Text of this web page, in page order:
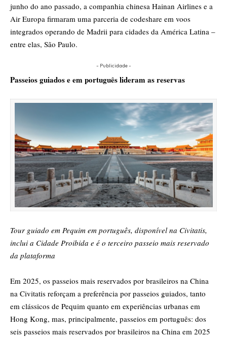
junho do ano passado, a companhia chinesa Hainan Airlines e a
Air Europa firmaram uma parceria de codeshare em voos
integrados operando de Madrii para cidades da América Latina –
entre elas, São Paulo.
- Publicidade -
Passeios guiados e em português lideram as reservas
Tour guiado em Pequim em português, disponível na Civitatis,
inclui a Cidade Proibida e é o terceiro passeio mais reservado
da plataforma
Em 2025, os passeios mais reservados por brasileiros na China
na Civitatis reforçam a preferência por passeios guiados, tanto
em clássicos de Pequim quanto em experiências urbanas em
Hong Kong, mas, principalmente, passeios em português: dos
seis passeios mais reservados por brasileiros na China em 2025